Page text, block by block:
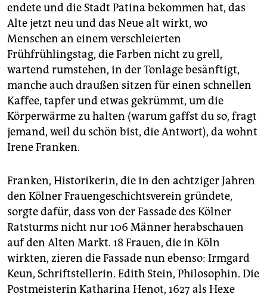
endete und die Stadt Patina bekommen hat, das
Alte jetzt neu und das Neue alt wirkt, wo
Menschen an einem verschleierten
Frühfrühlingstag, die Farben nicht zu grell,
wartend rumstehen, in der Tonlage besänftigt,
manche auch draußen sitzen für einen schnellen
Kaffee, tapfer und etwas gekrümmt, um die
Körperwärme zu halten (warum gaffst du so, fragt
jemand, weil du schön bist, die Antwort), da wohnt
Irene Franken.
Franken, Historikerin, die in den achtziger Jahren
den Kölner Frauengeschichtsverein gründete,
sorgte dafür, dass von der Fassade des Kölner
Ratsturms nicht nur 106 Männer herabschauen
auf den Alten Markt. 18 Frauen, die in Köln
wirkten, zieren die Fassade nun ebenso: Irmgard
Keun, Schriftstellerin. Edith Stein, Philosophin. Die
Postmeisterin Katharina Henot, 1627 als Hexe